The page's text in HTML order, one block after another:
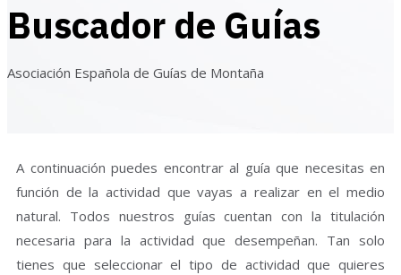
Buscador de Guías
Asociación Española de Guías de Montaña
A continuación puedes encontrar al guía que necesitas en
función de la actividad que vayas a realizar en el medio
natural. Todos nuestros guías cuentan con la titulación
necesaria para la actividad que desempeñan. Tan solo
tienes que seleccionar el tipo de actividad que quieres